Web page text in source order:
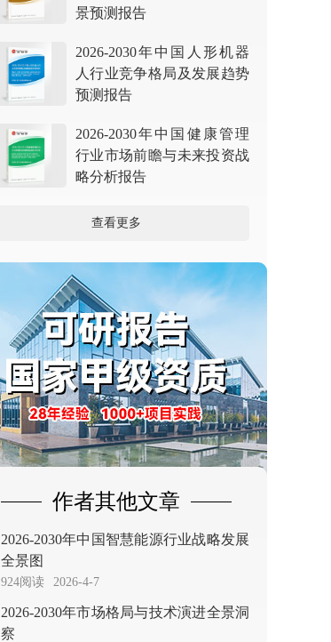
景预测报告
2026-2030年中国人形机器
人行业竞争格局及发展趋势
预测报告
2026-2030年中国健康管理
行业市场前瞻与未来投资战
略分析报告
查看更多
作者其他文章
2026-2030年中国智慧能源行业战略发展
全景图
924阅读 2026-4-7
2026-2030年市场格局与技术演进全景洞
察